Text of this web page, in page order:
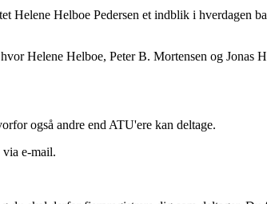
Helene Helboe Pedersen et indblik i hverdagen
Helene Helboe, Peter B. Mortensen og Jonas
også andre end ATU'ere kan deltage.
e-mail.